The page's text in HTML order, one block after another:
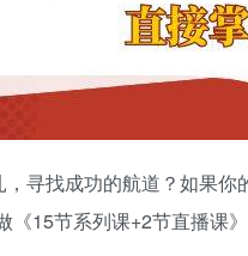
寻找成功的航道？如果
15节系列课+2节直播课》